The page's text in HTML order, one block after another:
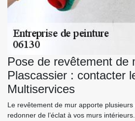
Pose de revêtement de
Plascassier : contacter
Multiservices
Le revêtement de mur apporte
redonner de l’éclat à vos murs